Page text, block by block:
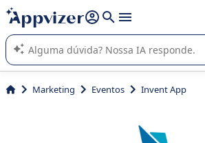
de nossa IA (várias linhas com
A IA do Appvizer o orienta no uso ou na
SaaS para sua empresa.
Marketing Eventos Invent App